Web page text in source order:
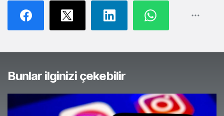
Bunlar ilginizi çekebilir